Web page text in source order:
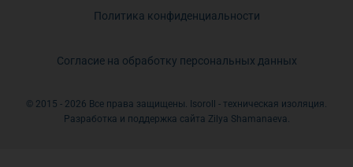
Политика конфиденциальности
Согласие на обработку персональных данных
© 2015 - 2026 Все права защищены. Isoroll - техническая изоляция.
Разработка и поддержка сайта Zilya Shamanaeva.